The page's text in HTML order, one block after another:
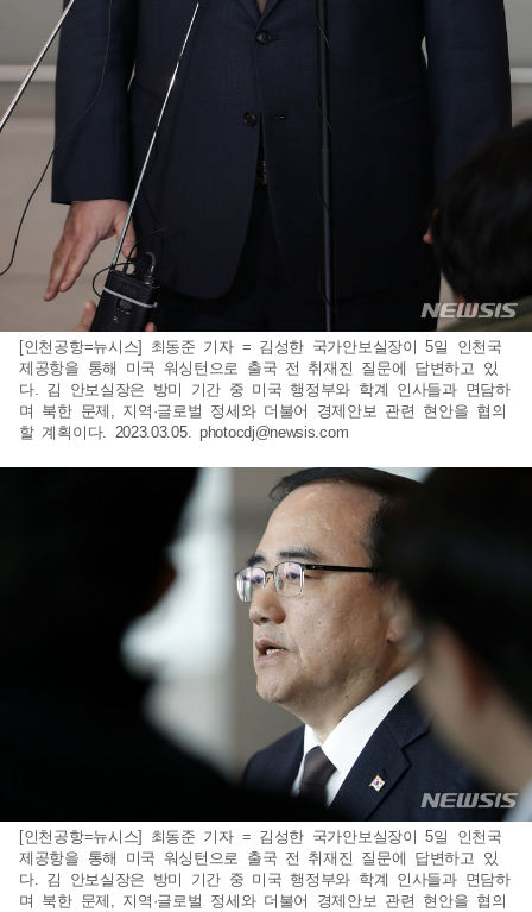
[인천공항=뉴시스] 최동준 기자 = 김성한 국가안보실장이 5일 인천국
제공항을 통해 미국 워싱턴으로 출국 전 취재진 질문에 답변하고 있
다. 김 안보실장은 방미 기간 중 미국 행정부와 학계 인사들과 면담하
며 북한 문제, 지역·글로벌 정세와 더불어 경제안보 관련 현안을 협의
할 계획이다. 2023.03.05. photocdj@newsis.com
[인천공항=뉴시스] 최동준 기자 = 김성한 국가안보실장이 5일 인천국
제공항을 통해 미국 워싱턴으로 출국 전 취재진 질문에 답변하고 있
다. 김 안보실장은 방미 기간 중 미국 행정부와 학계 인사들과 면담하
며 북한 문제, 지역·글로벌 정세와 더불어 경제안보 관련 현안을 협의